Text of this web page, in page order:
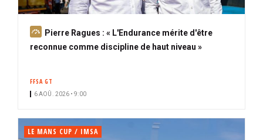
A
b
Pierre Ragues : « L'Endurance mérite d'être
reconnue comme discipline de haut niveau »
FFSA GT
6 AOÛ. 2026 • 9:00
LE MANS CUP / IMSA